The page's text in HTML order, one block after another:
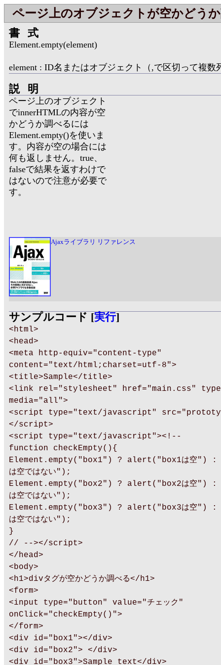
ページ上のオブジェクトが空かどう
書式
Element.empty(element)
element : ID名またはオブジェクト（,で区切って複数
説明
ページ上のオブジェクト
でinnerHTMLの内容が空
かどうか調べるには
Element.empty()を使いま
す。内容が空の場合には
何も返しません。true、
falseで結果を返すわけで
はないので注意が必要で
す。
Ajaxライブラリ リファレンス
サンプルコード [実行]
<html>
<head>
<meta http-equiv="content-type"
content="text/html;charset=utf-8">
<title>Sample</title>
<link rel="stylesheet" href="main.css"
media="all">
<script type="text/javascript"
</script>
<script type="text/javascript"><!--
function checkEmpty(){
Element.empty("box1") ? alert("box1は空")
は空ではない");
Element.empty("box2") ? alert("box2は空")
は空ではない");
Element.empty("box3") ? alert("box3は空")
は空ではない");
}
// --></script>
</head>
<body>
<h1>divタグが空かどうか調べる</h1>
<form>
<input type="button" value="チェック"
onClick="checkEmpty()">
</form>
<div id="box1"></div>
<div id="box2"> </div>
<div id="box3">Sample text</div>